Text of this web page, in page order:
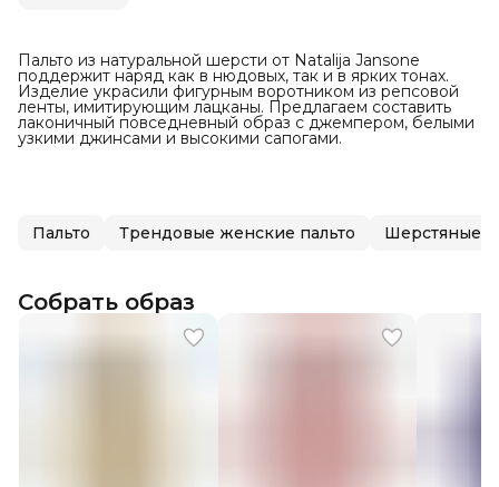
Пальто из натуральной шерсти от Natalija Jansone
поддержит наряд как в нюдовых, так и в ярких тонах.
Изделие украсили фигурным воротником из репсовой
ленты, имитирующим лацканы. Предлагаем составить
лаконичный повседневный образ с джемпером, белыми
узкими джинсами и высокими сапогами.
Пальто Трендовые женские пальто Шерстяные
Собрать образ